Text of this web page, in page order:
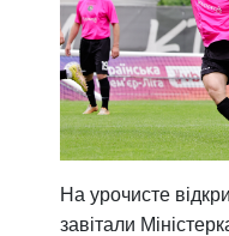
На урочисте
завітали